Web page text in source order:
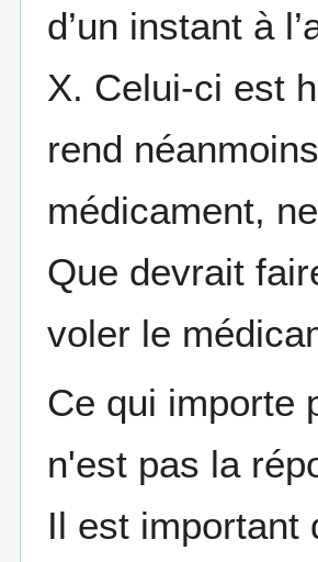
d’un instant à
X. Celui-ci est
rend
médicament,
Que devrait
voler le
Ce qui importe
n'est pas la
Il est important